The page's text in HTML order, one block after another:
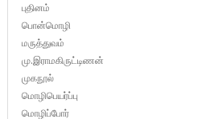
புதினம்
பொன்மொழி
மருத்துவம்
மு.இராமகிருட்டிணன்
முகநூல்
மொழிபெயர்ப்பு
மொழிப்போர்